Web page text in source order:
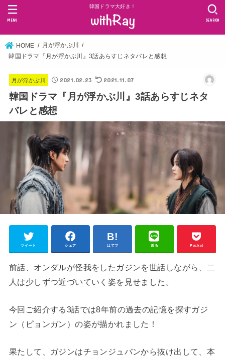
韓国ドラマ大好き！
SEARCH
MENU
HOME
月が浮かぶ川
韓国ドラマ『月が浮かぶ川』3話あらすじネタバレと感想
月が浮かぶ川 2021.02.23 2021.11.07
韓国ドラマ『月が浮かぶ川』3話あらすじネタ
バレと感想
ツイート シェア はてブ 送る Pocket
前話、オンダルが怪我をしたガジンを世話しながら、二
人は少しずつ近づいていく姿を見せました。
今回ご紹介する3話では8年前の過去の記憶を探すガジ
ン（ピョンガン）の姿が描かれました！
果たして、ガジンはチョンジュバンから抜け出して、本